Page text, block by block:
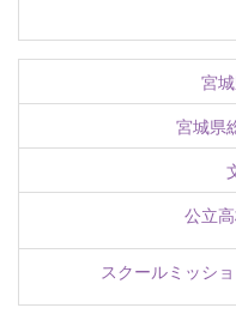
宮
宮城県
公立
スクールミッシ